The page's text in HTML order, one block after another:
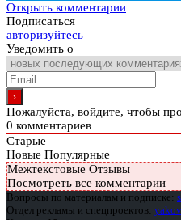
Открыть комментарии
Подписаться
авторизуйтесь
Уведомить о
Пожалуйста, войдите, чтобы
0 комментариев
Старые
Новые Популярные
Межтекстовые Отзывы
Посмотреть все комментарии
Вопросы по материалам и подписке:
Отдел рекламы и спецпроектов: